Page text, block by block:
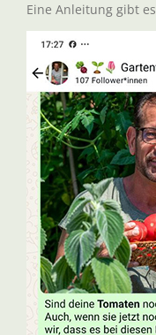
Eine Anleitung gibt es